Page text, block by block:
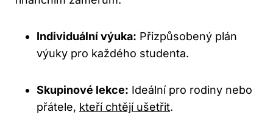
Individuální výuka: Přizpůsobený plán
výuky pro každého studenta.
Skupinové lekce: Ideální pro rodiny nebo
přátele, kteří chtějí ušetřit.